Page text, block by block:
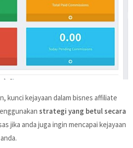
kunci kejayaan dalam bisnes affiliate
strategi yang betul secara
jika anda juga ingin mencapai kejayaan